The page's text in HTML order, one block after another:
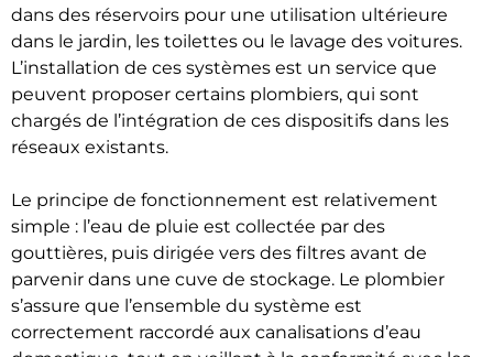
dans des réservoirs pour une utilisation ultérieure
dans le jardin, les toilettes ou le lavage des voitures.
L’installation de ces systèmes est un service que
peuvent proposer certains plombiers, qui sont
chargés de l’intégration de ces dispositifs dans les
réseaux existants.
Le principe de fonctionnement est relativement
simple : l’eau de pluie est collectée par des
gouttières, puis dirigée vers des filtres avant de
parvenir dans une cuve de stockage. Le plombier
s’assure que l’ensemble du système est
correctement raccordé aux canalisations d’eau